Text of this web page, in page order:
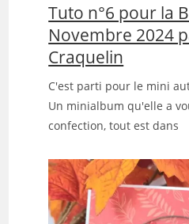
Tuto n°6 pour la
Novembre 2024
Craquelin
C'est parti pour le mini
Un minialbum qu'elle a
confection, tout est dans